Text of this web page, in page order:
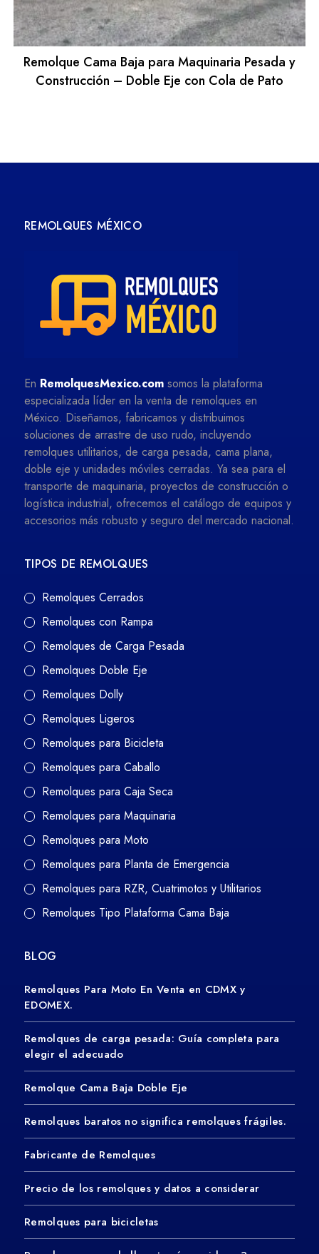
Remolque Cama Baja para Maquinaria Pesada y
Construcción – Doble Eje con Cola de Pato
REMOLQUES MÉXICO
En RemolquesMexico.com somos la plataforma
especializada líder en la venta de remolques en
México. Diseñamos, fabricamos y distribuimos
soluciones de arrastre de uso rudo, incluyendo
remolques utilitarios, de carga pesada, cama plana,
doble eje y unidades móviles cerradas. Ya sea para el
transporte de maquinaria, proyectos de construcción o
logística industrial, ofrecemos el catálogo de equipos y
accesorios más robusto y seguro del mercado nacional.
TIPOS DE REMOLQUES
Remolques Cerrados
Remolques con Rampa
Remolques de Carga Pesada
Remolques Doble Eje
Remolques Dolly
Remolques Ligeros
Remolques para Bicicleta
Remolques para Caballo
Remolques para Caja Seca
Remolques para Maquinaria
Remolques para Moto
Remolques para Planta de Emergencia
Remolques para RZR, Cuatrimotos y Utilitarios
Remolques Tipo Plataforma Cama Baja
BLOG
Remolques Para Moto En Venta en CDMX y
EDOMEX.
Remolques de carga pesada: Guía completa para
elegir el adecuado
Remolque Cama Baja Doble Eje
Remolques baratos no significa remolques frágiles.
Fabricante de Remolques
Precio de los remolques y datos a considerar
Remolques para bicicletas